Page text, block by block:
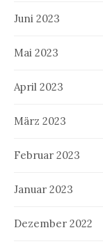
Juni 2023
Mai 2023
April 2023
März 2023
Februar 2023
Januar 2023
Dezember 2022